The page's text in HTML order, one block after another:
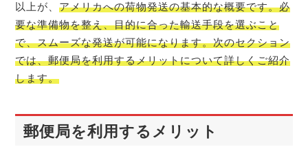
以上が、アメリカへの荷物発送の基本的な概要です。必
要な準備物を整え、目的に合った輸送手段を選ぶこと
で、スムーズな発送が可能になります。次のセクション
では、郵便局を利用するメリットについて詳しくご紹介
します。
郵便局を利用するメリット